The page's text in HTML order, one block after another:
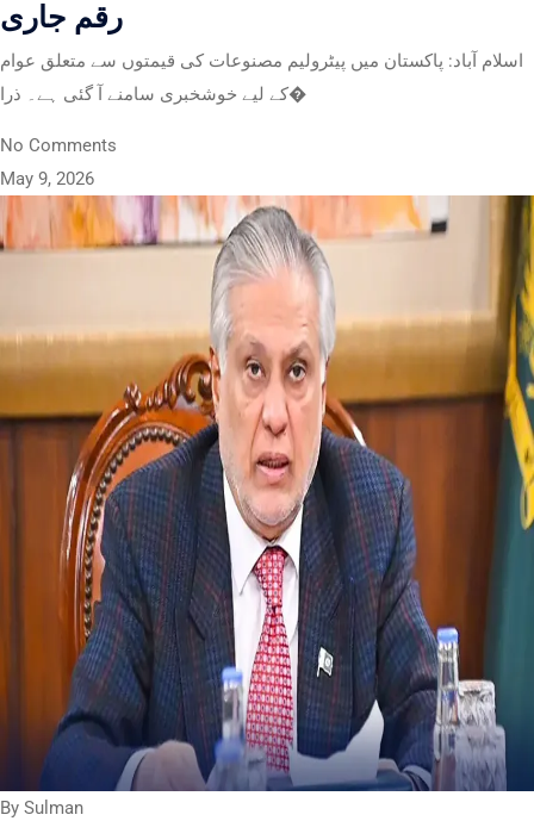
رقم جاری
اسلام آباد: پاکستان میں پیٹرولیم مصنوعات کی قیمتوں سے متعلق عوام
کے لیے خوشخبری سامنے آ گئی ہے۔ ذرا�
No Comments
May 9, 2026
By Sulman